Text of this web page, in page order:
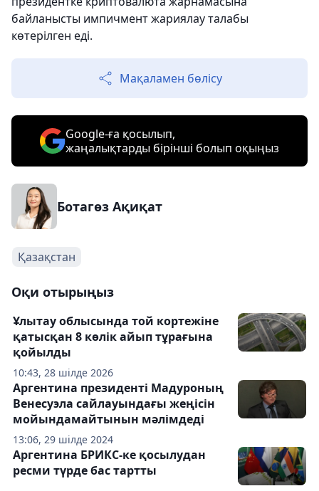
байланысты импичмент жариялау талабы
көтерілген еді.
Мақаламен бөлісу
Google-ға қосылып,
жаңалықтарды бірінші болып оқыңыз
Ботагөз Ақиқат
Қазақстан
Оқи отырыңыз
10:43, 28 шілде 2026
Ұлытау облысында той кортежіне
қатысқан 8 көлік айып тұрағына
қойылды
13:06, 29 шілде 2024
Аргентина президенті Мадуроның
Венесуэла сайлауындағы жеңісін
мойындамайтынын мәлімдеді
Аргентина БРИКС-ке қосылудан
ресми түрде бас тартты